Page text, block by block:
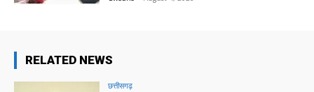
RELATED NEWS
छत्तीसगढ़